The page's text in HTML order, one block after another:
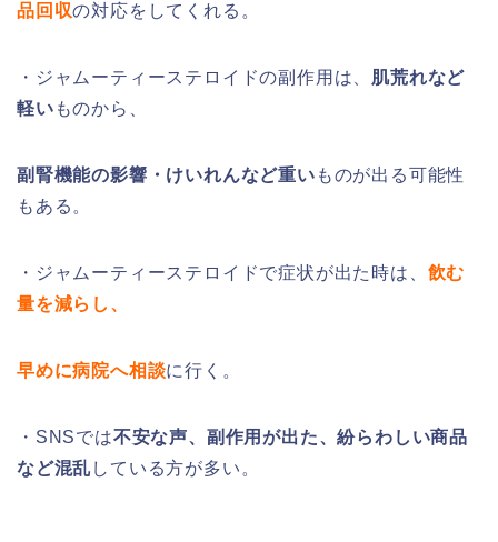
品回収の対応をしてくれる。
・ジャムーティーステロイドの副作用は、 肌荒れなど
軽い ものから、
副腎機能の影響・けいれんなど重い ものが出る可能性
もある。
・ジャムーティーステロイドで症状が出た時は、 飲む
量を減らし、
早めに病院へ相談に行く。
・SNSでは不安な声、副作用が出た、紛らわしい商品
など混乱 している方が多い。